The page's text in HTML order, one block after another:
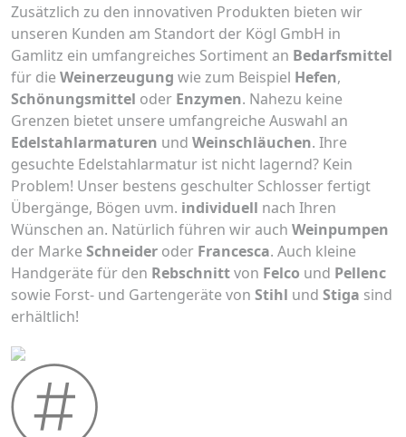
Zusätzlich zu den innovativen Produkten bieten wir
unseren Kunden am Standort der Kögl GmbH in
Gamlitz ein umfangreiches Sortiment an Bedarfsmittel
für die Weinerzeugung wie zum Beispiel Hefen,
Schönungsmittel oder Enzymen. Nahezu keine
Grenzen bietet unsere umfangreiche Auswahl an
Edelstahlarmaturen und Weinschläuchen. Ihre
gesuchte Edelstahlarmatur ist nicht lagernd? Kein
Problem! Unser bestens geschulter Schlosser fertigt
Übergänge, Bögen uvm. individuell nach Ihren
Wünschen an. Natürlich führen wir auch Weinpumpen
der Marke Schneider oder Francesca. Auch kleine
Handgeräte für den Rebschnittvon Felco und Pellenc
sowie Forst- und Gartengeräte von Stihl und Stiga sind
erhältlich!